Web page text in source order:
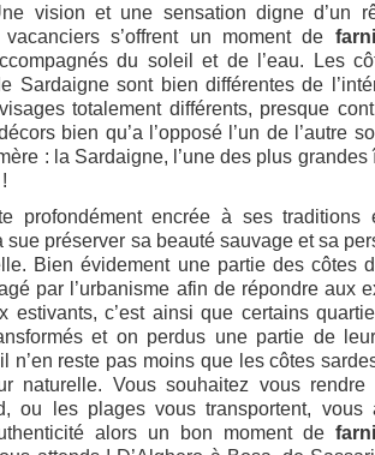
vision et une sensation digne d’un
s’offrent un moment de
du soleil et de l’eau. Les
Sardaigne sont bien différentes de
totalement différents, presque
bien qu’a l’opposé l’un de l’autre
: la Sardaigne, l’une des plus grandes
profondément encrée à ses traditions
sue préserver sa beauté sauvage et sa
Bien évidement une partie des côtes
par l’urbanisme afin de répondre aux
estivants, c’est ainsi que certains
et on perdus une partie de
n’en reste pas moins que les côtes
naturelle. Vous souhaitez vous
ou les plages vous transportent, vous
alors un bon moment de